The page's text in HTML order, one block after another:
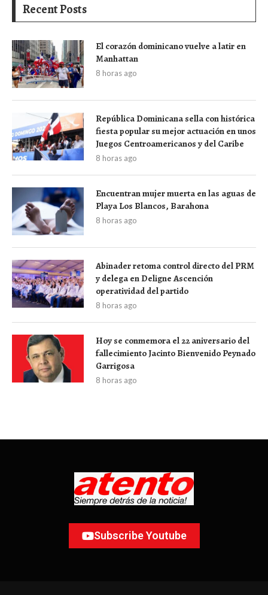
Recent Posts
El corazón dominicano vuelve a latir en
Manhattan
8 horas ago
República Dominicana sella con histórica
fiesta popular su mejor actuación en unos
Juegos Centroamericanos y del Caribe
8 horas ago
Encuentran mujer muerta en las aguas de
Playa Los Blancos, Barahona
8 horas ago
Abinader retoma control directo del PRM
y delega en Deligne Ascención
operatividad del partido
8 horas ago
Hoy se conmemora el 22 aniversario del
fallecimiento Jacinto Bienvenido Peynado
Garrigosa
8 horas ago
Subscribe Youtube